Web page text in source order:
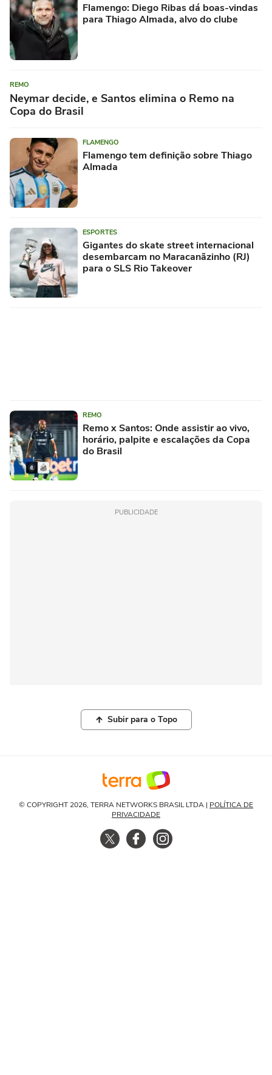
Flamengo: Diego Ribas dá boas-vindas
para Thiago Almada, alvo do clube
REMO
Neymar decide, e Santos elimina o Remo na
Copa do Brasil
FLAMENGO
Flamengo tem definição sobre Thiago
Almada
ESPORTES
Gigantes do skate street internacional
desembarcam no Maracanãzinho (RJ)
para o SLS Rio Takeover
REMO
Remo x Santos: Onde assistir ao vivo,
horário, palpite e escalações da Copa
do Brasil
PUBLICIDADE
Subir para o Topo
© COPYRIGHT 2026, TERRA NETWORKS BRASIL LTDA | POLÍTICA DE
PRIVACIDADE